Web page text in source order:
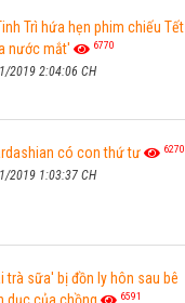
Trì hứa hẹn phim chiếu Tết
nước mắt'
6770
2019 2:04:06 CH
có con thứ tư 6270
2019 1:03:37 CH
trà sữa' bị đồn ly hôn sau bê
6591